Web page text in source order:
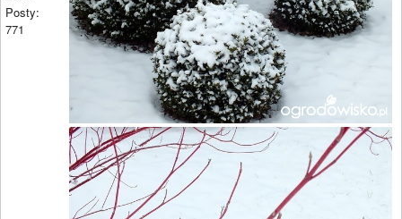
Posty:
771